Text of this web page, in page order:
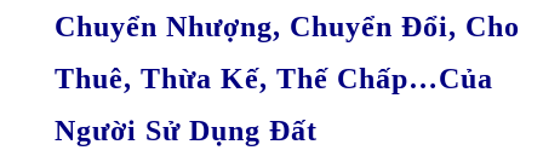
Chuyển Nhượng, Chuyển Đổi, Cho
Thuê, Thừa Kế, Thế Chấp…của
Người Sử Dụng Đất